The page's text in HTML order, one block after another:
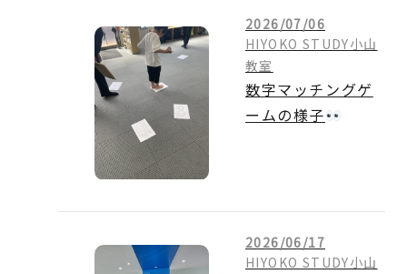
2026/07/06
HIYOKO STUDY小山
教室
数字マッチングゲ
ームの様子
2026/06/17
HIYOKO STUDY小山